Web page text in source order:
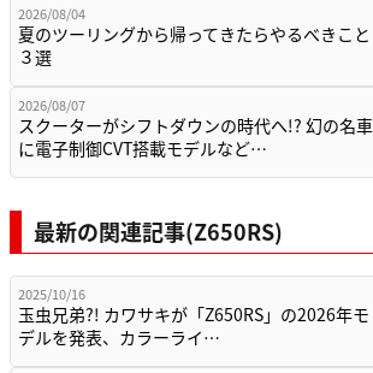
2026/08/04
夏のツーリングから帰ってきたらやるべきこと
３選
2026/08/07
スクーターがシフトダウンの時代へ!? 幻の名車
に電子制御CVT搭載モデルなど…
最新の関連記事(Z650RS)
2025/10/16
玉虫兄弟?! カワサキが「Z650RS」の2026年モ
デルを発表、カラーライ…